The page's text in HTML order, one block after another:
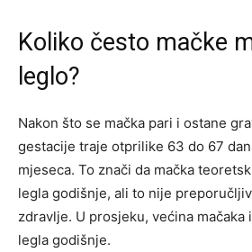
Koliko često mačke
leglo?
Nakon što se mačka pari i ostane
gestacije traje otprilike 63 do 67
mjeseca. To znači da mačka
legla godišnje, ali to nije
zdravlje. U prosjeku, većina mačaka
legla godišnje​​.